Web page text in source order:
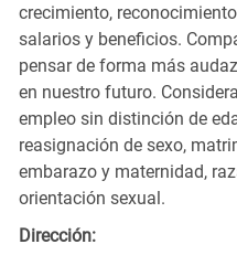
crecimiento,
salarios y beneficios.
pensar de forma más
en nuestro futuro.
empleo sin distinción de
reasignación de sexo,
embarazo y maternidad,
orientación sexual.
Dirección: